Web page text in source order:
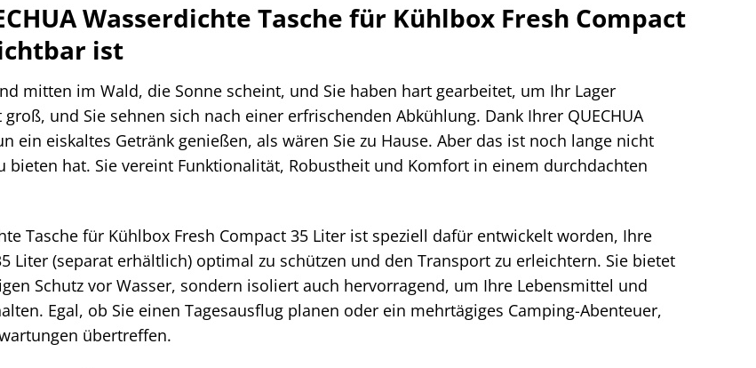
Wasserdichte Tasche für Kühlbox Fresh Compact
ist
mitten im Wald, die Sonne scheint, und Sie haben hart gearbeitet, um Ihr Lager
und Sie sehnen sich nach einer erfrischenden Abkühlung. Dank Ihrer QUECHUA
ein eiskaltes Getränk genießen, als wären Sie zu Hause. Aber das ist noch lange nicht
bieten hat. Sie vereint Funktionalität, Robustheit und Komfort in einem durchdachten
Tasche für Kühlbox Fresh Compact 35 Liter ist speziell dafür entwickelt worden, Ihre
Liter (separat erhältlich) optimal zu schützen und den Transport zu erleichtern. Sie bietet
Schutz vor Wasser, sondern isoliert auch hervorragend, um Ihre Lebensmittel und
Egal, ob Sie einen Tagesausflug planen oder ein mehrtägiges Camping-Abenteuer,
übertreffen.